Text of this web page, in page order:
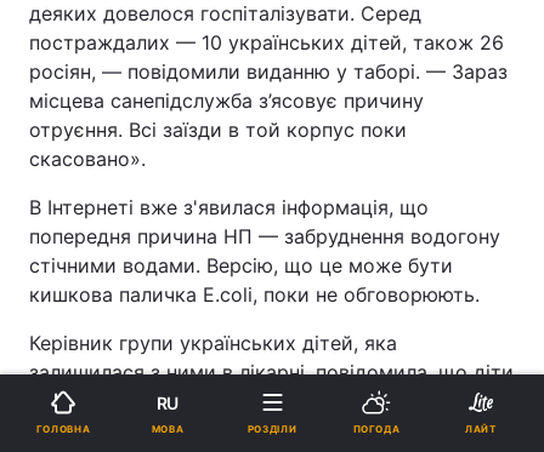
деяких довелося госпіталізувати. Серед
постраждалих — 10 українських дітей, також 26
росіян, — повідомили виданню у таборі. — Зараз
місцева санепідслужба з’ясовує причину
отруєння. Всі заїзди в той корпус поки
скасовано».
В Інтернеті вже з'явилася інформація, що
попередня причина НП — забруднення водогону
стічними водами. Версію, що це може бути
кишкова паличка Е.сoli, поки не обговорюють.
Керівник групи українських дітей, яка
залишилася з ними в лікарні, повідомила, що діти
вже одужують. «Зараз здоров'я дітей пішло на
поправку, обіцяють сьогодні виписати. Але ще
ГОЛОВНА
RU
МОВА РОЗДІЛИ ПОГОДА ЛАЙТ